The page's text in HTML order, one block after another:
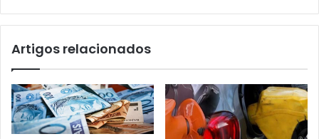
Artigos relacionados